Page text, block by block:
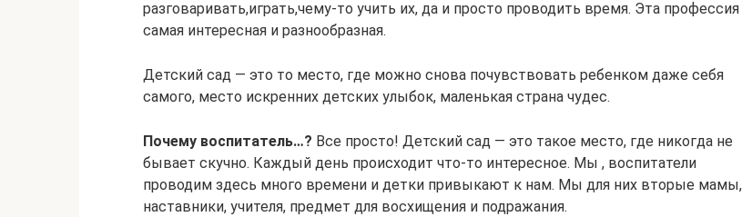
разговаривать,играть,чему-то учить их, да и просто проводить время. Эта профессия
самая интересная и разнообразная.
Детский сад — это то место, где можно снова почувствовать ребенком даже себя
самого, место искренних детских улыбок, маленькая страна чудес.
Почему воспитатель…? Все просто! Детский сад — это такое место, где никогда не
бывает скучно. Каждый день происходит что-то интересное. Мы , воспитатели
проводим здесь много времени и детки привыкают к нам. Мы для них вторые мамы,
наставники, учителя, предмет для восхищения и подражания.